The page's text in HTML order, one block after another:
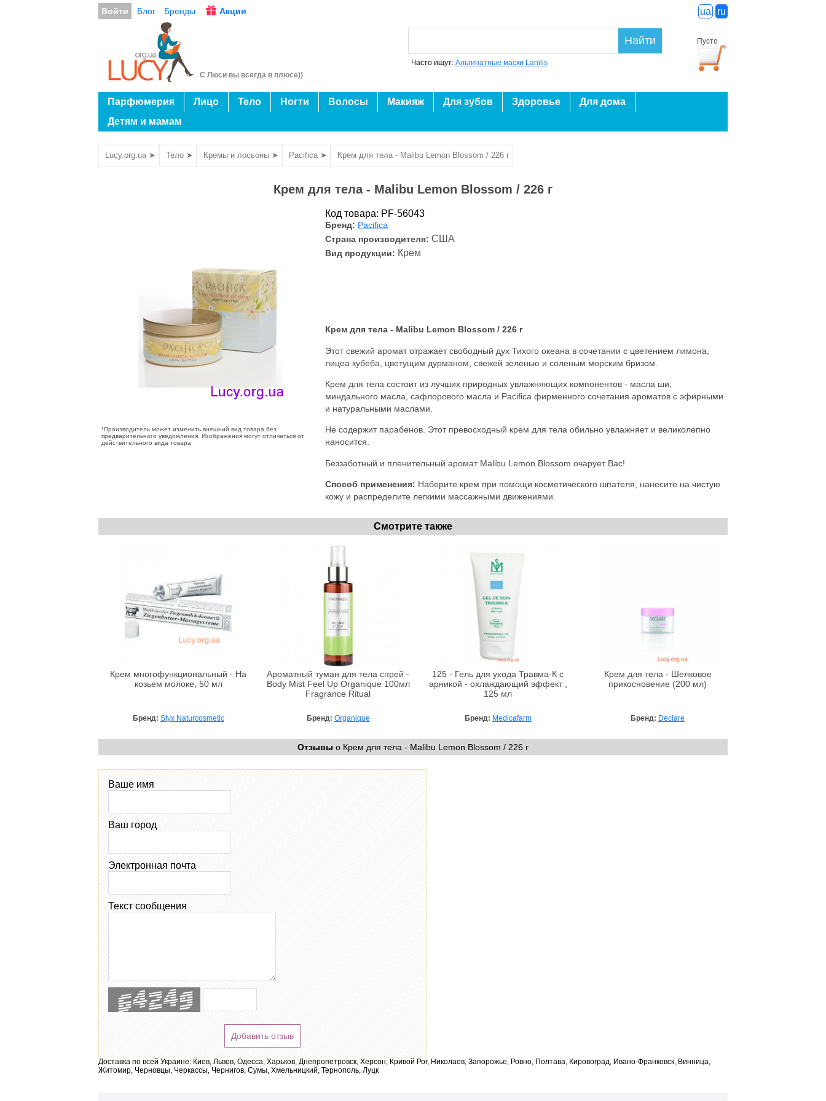
Войти Блог Бренды Акции ua ru
С Люси вы всегда в плюсе))
Пусто
Найти
Часто ищут: Альгинатные маски Lanilis
Парфюмерия Лицо Тело Ногти Волосы Макияж Для зубов Здоровье
Для дома
Детям и мамам
Lucy.org.ua ➤ Тело ➤ Кремы и лосьоны ➤ Pacifica ➤ Крем для тела - Malibu Lemon Blossom / 226 г
Крем для тела - Malibu Lemon Blossom / 226 г
*Производитель может изменить внешний вид товара без
предварительного уведомления. Изображения могут отличаться от
действительного вида товара
Код товара: PF-56043
Бренд: Pacifica
Страна производителя: США
Вид продукции: Крем
Крем для тела - Malibu Lemon Blossom / 226 г
Этот свежий аромат отражает свободный дух Тихого океана в сочетании с цветением лимона,
лицеа кубеба, цветущим дурманом, свежей зеленью и соленым морским бризом.
Крем для тела состоит из лучших природных увлажняющих компонентов - масла ши,
миндального масла, сафлорового масла и Pacifica фирменного сочетания ароматов с эфирными
и натуральными маслами.
Не содержит парабенов. Этот превосходный крем для тела обильно увлажняет и великолепно
наносится.
Беззаботный и пленительный аромат Malibu Lemon Blossom очарует Вас!
Способ применения: Наберите крем при помощи косметического шпателя, нанесите на чистую
кожу и распределите легкими массажными движениями.
Смотрите также
Крем многофункциональный - На
козьем молоке, 50 мл
Бренд: Styx Naturcosmetic
Ароматный туман для тела спрей -
Body Mist Feel Up Organique 100мл
Fragrance Ritual
Бренд: Organique
125 - Гель для ухода Травма-К с
арникой - охлаждающий эффект ,
125 мл
Бренд: Medicafarm
Крем для тела - Шелковое
прикосновение (200 мл)
Бренд: Declare
Отзывы о Крем для тела - Malibu Lemon Blossom / 226 г
Ваше имя
Ваш город
Электронная почта
Текст сообщения
Добавить отзыв
Доставка по всей Украине: Киев, Львов, Одесса, Харьков, Днепропетровск, Херсон, Кривой Рог, Николаев, Запорожье, Ровно, Полтава, Кировоград, Ивано-Франковск, Винница,
Житомир, Черновцы, Черкассы, Чернигов, Сумы, Хмельницкий, Тернополь, Луцк